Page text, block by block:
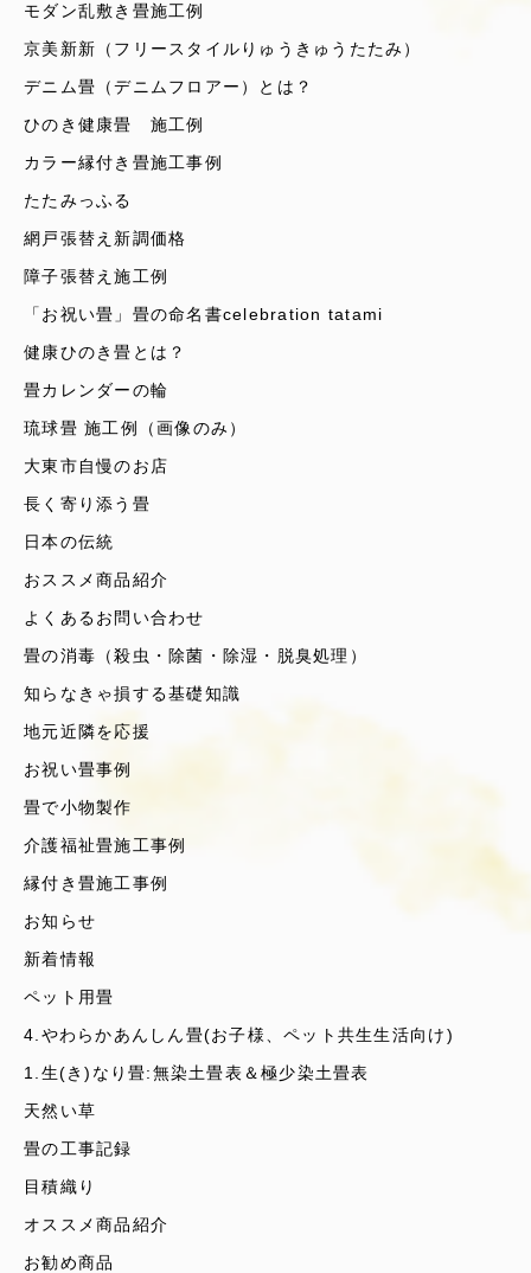
モダン乱敷き畳施工例
京美新新（フリースタイルりゅうきゅうたたみ）
デニム畳（デニムフロアー）とは？
ひのき健康畳 施工例
カラー縁付き畳施工事例
たたみっふる
網戸張替え新調価格
障子張替え施工例
「お祝い畳」畳の命名書celebration tatami
健康ひのき畳とは？
畳カレンダーの輪
琉球畳 施工例（画像のみ）
大東市自慢のお店
長く寄り添う畳
日本の伝統
おススメ商品紹介
よくあるお問い合わせ
畳の消毒（殺虫・除菌・除湿・脱臭処理）
知らなきゃ損する基礎知識
地元近隣を応援
お祝い畳事例
畳で小物製作
介護福祉畳施工事例
縁付き畳施工事例
お知らせ
新着情報
ペット用畳
4.やわらかあんしん畳(お子様、ペット共生生活向け)
1.生(き)なり畳:無染土畳表＆極少染土畳表
天然い草
畳の工事記録
目積織り
オススメ商品紹介
お勧め商品